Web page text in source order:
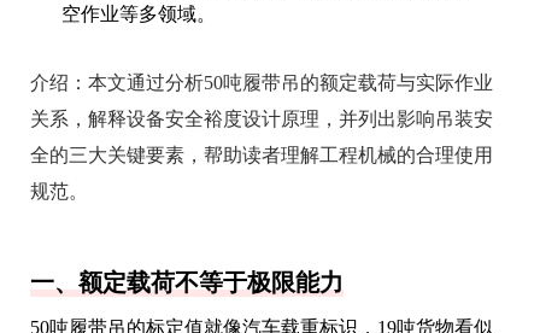
空作业等多领域。
介绍： 本文通过分析50吨履带吊的额定载荷与实际作业
关系，解释设备安全裕度设计原理，并列出影响吊装安
全的三大关键要素，帮助读者理解工程机械的合理使用
规范。
一、额定载荷不等于极限能力
50吨履带吊的标定值就像汽车载重标识，19吨货物看似